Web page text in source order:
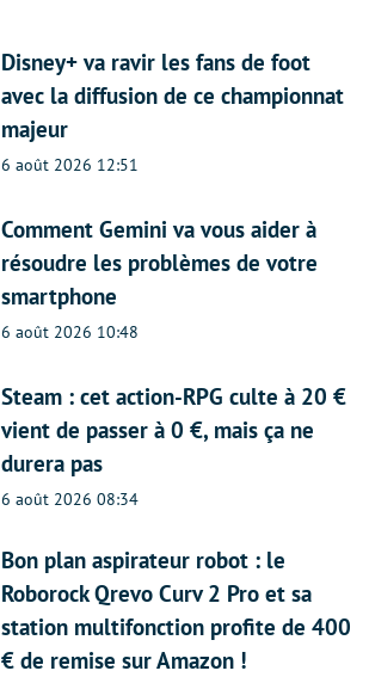
Disney+ va ravir les fans de foot
avec la diffusion de ce championnat
majeur
6 août 2026 12:51
Comment Gemini va vous aider à
résoudre les problèmes de votre
smartphone
6 août 2026 10:48
Steam : cet action-RPG culte à 20 €
vient de passer à 0 €, mais ça ne
durera pas
6 août 2026 08:34
Bon plan aspirateur robot : le
Roborock Qrevo Curv 2 Pro et sa
station multifonction profite de 400
€ de remise sur Amazon !